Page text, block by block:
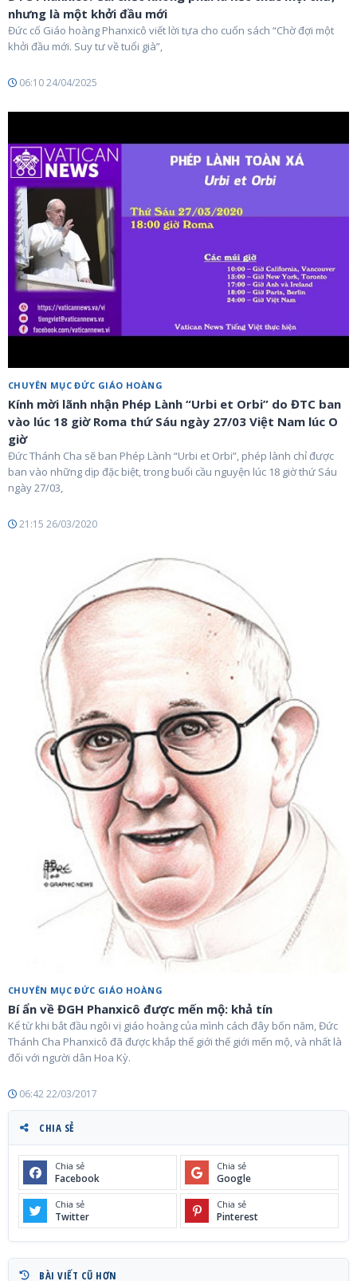
nhưng là một khởi đầu mới
Đức cố Giáo hoàng Phanxicô viết lời tựa cho cuốn sách “Chờ đợi một
khởi đầu mới. Suy tư về tuổi già”,
06:10 24/04/2025
CHUYÊN MỤC ĐỨC GIÁO HOÀNG
Kính mời lãnh nhận Phép Lành “Urbi et Orbi” do ĐTC ban
vào lúc 18 giờ Roma thứ Sáu ngày 27/03 Việt Nam lúc O
giờ
Đức Thánh Cha sẽ ban Phép Lành “Urbi et Orbi”, phép lành chỉ được
ban vào những dịp đặc biệt, trong buổi cầu nguyện lúc 18 giờ thứ Sáu
ngày 27/03,
21:15 26/03/2020
CHUYÊN MỤC ĐỨC GIÁO HOÀNG
Bí ẩn về ĐGH Phanxicô được mến mộ: khả tín
Kể từ khi bắt đầu ngôi vị giáo hoàng của mình cách đây bốn năm, Đức
Thánh Cha Phanxicô đã được khắp thế giới thế giới mến mộ, và nhất là
đối với người dân Hoa Kỳ.
06:42 22/03/2017
CHIA SẺ
Chia sẻ
Facebook
Chia sẻ
Google
Chia sẻ
Twitter
Chia sẻ
Pinterest
BÀI VIẾT CŨ HƠN